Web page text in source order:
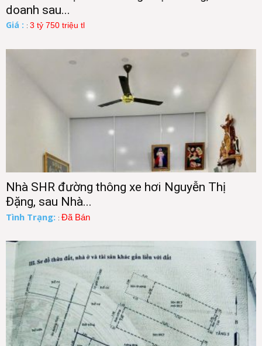
doanh sau...
Giá : : 3 tỷ 750 triệu tl
Nhà SHR đường thông xe hơi Nguyễn Thị
Đặng, sau Nhà...
Tình Trạng: : Đã Bán